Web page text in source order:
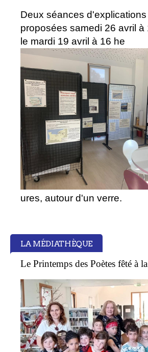
Deux séances
proposées samedi 26 avril à
le mardi 19 avril à 16 he
ures, autour d'un verre.
LA MÉDIATHÈQUE
Le Printemps des Poètes fêté à